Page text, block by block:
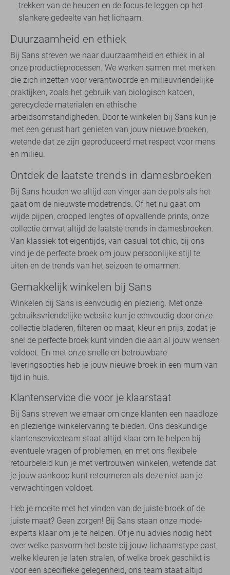
trekken van de heupen en de focus te leggen op het
slankere gedeelte van het lichaam.
Duurzaamheid en ethiek
Bij Sans streven we naar duurzaamheid en ethiek in al
onze productieprocessen. We werken samen met merken
die zich inzetten voor verantwoorde en milieuvriendelijke
praktijken, zoals het gebruik van biologisch katoen,
gerecyclede materialen en ethische
arbeidsomstandigheden. Door te winkelen bij Sans kun je
met een gerust hart genieten van jouw nieuwe broeken,
wetende dat ze zijn geproduceerd met respect voor mens
en milieu.
Ontdek de laatste trends in damesbroeken
Bij Sans houden we altijd een vinger aan de pols als het
gaat om de nieuwste modetrends. Of het nu gaat om
wijde pijpen, cropped lengtes of opvallende prints, onze
collectie omvat altijd de laatste trends in damesbroeken.
Van klassiek tot eigentijds, van casual tot chic, bij ons
vind je de perfecte broek om jouw persoonlijke stijl te
uiten en de trends van het seizoen te omarmen.
Gemakkelijk winkelen bij Sans
Winkelen bij Sans is eenvoudig en plezierig. Met onze
gebruiksvriendelijke website kun je eenvoudig door onze
collectie bladeren, filteren op maat, kleur en prijs, zodat je
snel de perfecte broek kunt vinden die aan al jouw wensen
voldoet. En met onze snelle en betrouwbare
leveringsopties heb je jouw nieuwe broek in een mum van
tijd in huis.
Klantenservice die voor je klaarstaat
Bij Sans streven we ernaar om onze klanten een naadloze
en plezierige winkelervaring te bieden. Ons deskundige
klantenserviceteam staat altijd klaar om te helpen bij
eventuele vragen of problemen, en met ons flexibele
retourbeleid kun je met vertrouwen winkelen, wetende dat
je jouw aankoop kunt retourneren als deze niet aan je
verwachtingen voldoet.
Heb je moeite met het vinden van de juiste broek of de
juiste maat? Geen zorgen! Bij Sans staan onze mode-
experts klaar om je te helpen. Of je nu advies nodig hebt
over welke pasvorm het beste bij jouw lichaamstype past,
welke kleuren je laten stralen, of welke broek geschikt is
voor een specifieke gelegenheid, ons team staat altijd